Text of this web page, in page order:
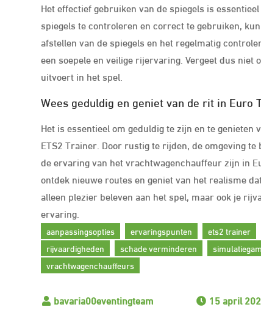
Het effectief gebruiken van de spiegels is
spiegels te controleren en correct te gebruiken,
afstellen van de spiegels en het regelmatig
een soepele en veilige rijervaring. Vergeet dus
uitvoert in het spel.
Wees geduldig en geniet van de rit in Euro
Het is essentieel om geduldig te zijn en te
ETS2 Trainer. Door rustig te rijden, de omgeving
de ervaring van het vrachtwagenchauffeur zijn in
ontdek nieuwe routes en geniet van het realisme
alleen plezier beleven aan het spel, maar ook je
ervaring.
aanpassingsopties ervaringspunten ets2 trainer
rijvaardigheden
schade verminderen
vrachtwagenchauffeurs
15 april